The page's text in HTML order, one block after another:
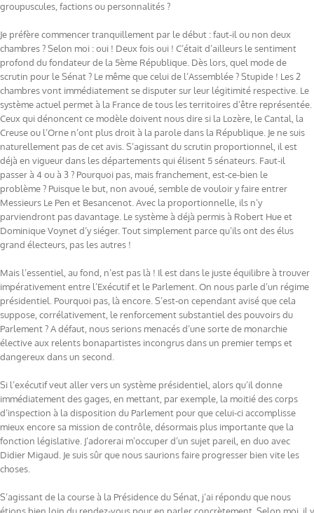
groupuscules, factions ou personnalités ?
Je préfère commencer tranquillement par le début : faut-il ou non deux
chambres ? Selon moi : oui ! Deux fois oui ! C’était d’ailleurs le sentiment
profond du fondateur de la 5ème République. Dès lors, quel mode de
scrutin pour le Sénat ? Le même que celui de l’Assemblée ? Stupide ! Les 2
chambres vont immédiatement se disputer sur leur légitimité respective. Le
système actuel permet à la France de tous les territoires d’être représentée.
Ceux qui dénoncent ce modèle doivent nous dire si la Lozère, le Cantal, la
Creuse ou l’Orne n’ont plus droit à la parole dans la République. Je ne suis
naturellement pas de cet avis. S’agissant du scrutin proportionnel, il est
déjà en vigueur dans les départements qui élisent 5 sénateurs. Faut-il
passer à 4 ou à 3 ? Pourquoi pas, mais franchement, est-ce-bien le
problème ? Puisque le but, non avoué, semble de vouloir y faire entrer
Messieurs Le Pen et Besancenot. Avec la proportionnelle, ils n’y
parviendront pas davantage. Le système à déjà permis à Robert Hue et
Dominique Voynet d’y siéger. Tout simplement parce qu’ils ont des élus
grand électeurs, pas les autres !
Mais l’essentiel, au fond, n’est pas là ! Il est dans le juste équilibre à trouver
impérativement entre l’Exécutif et le Parlement. On nous parle d’un régime
présidentiel. Pourquoi pas, là encore. S’est-on cependant avisé que cela
suppose, corrélativement, le renforcement substantiel des pouvoirs du
Parlement ? A défaut, nous serions menacés d’une sorte de monarchie
élective aux relents bonapartistes incongrus dans un premier temps et
dangereux dans un second.
Si l’exécutif veut aller vers un système présidentiel, alors qu’il donne
immédiatement des gages, en mettant, par exemple, la moitié des corps
d’inspection à la disposition du Parlement pour que celui-ci accomplisse
mieux encore sa mission de contrôle, désormais plus importante que la
fonction législative. J’adorerai m’occuper d’un sujet pareil, en duo avec
Didier Migaud. Je suis sûr que nous saurions faire progresser bien vite les
choses.
S’agissant de la course à la Présidence du Sénat, j’ai répondu que nous